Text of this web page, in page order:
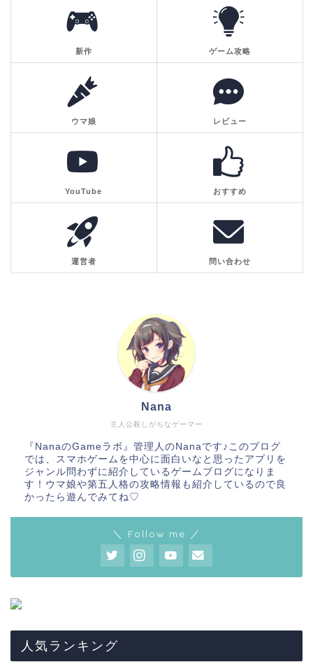
新作 ゲーム攻略
ウマ娘 レビュー
YouTube おすすめ
運営者 問い合わせ
主人公殺しがちなゲーマー
Nana
『NanaのGameラボ』管理人のNanaです♪このブログ
では、スマホゲームを中心に面白いなと思ったアプリを
ジャンル問わずに紹介しているゲームブログになりま
す！ウマ娘や第五人格の攻略情報も紹介しているので良
かったら遊んでみてね♡
＼ Follow me ／
人気ランキング